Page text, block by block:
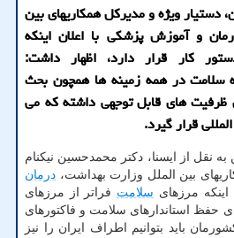
دستیار ویژه و مدیرکل همکاریهای بین
و آموزش پزشکی با اعلان اینکه
کار قرار دارد، اظهار داشت:
سلامت در همه زمینه ها همچون بحث
های قابل توجهی داشته که می
قرار گیرد.
نقل از ایسنا، دکتر محمدحسین نیکنام
بین الملل وزارت بهداشت، درمان
مرزهای سلامت فراتر از مرزهای
استاندارهای سلامت و فاکتورهای
باید بتوانیم اطراف ایران را نیز